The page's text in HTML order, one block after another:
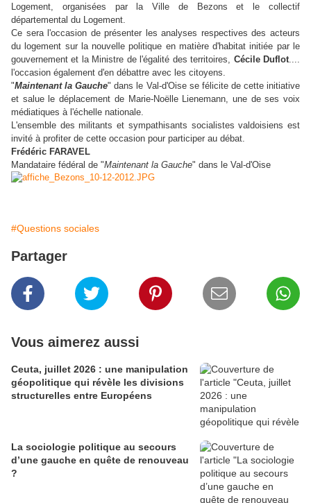
Logement, organisées par la Ville de Bezons et le collectif
départemental du Logement.
Ce sera l'occasion de présenter les analyses respectives des acteurs
du logement sur la nouvelle politique en matière d'habitat initiée par le
gouvernement et la Ministre de l'égalité des territoires, Cécile Duflot....
l'occasion également d'en débattre avec les citoyens.
"Maintenant la Gauche" dans le Val-d'Oise se félicite de cette initiative
et salue le déplacement de Marie-Noëlle Lienemann, une de ses voix
médiatiques à l'échelle nationale.
L'ensemble des militants et sympathisants socialistes valdoisiens est
invité à profiter de cette occasion pour participer au débat.
Frédéric FARAVEL
Mandataire fédéral de "Maintenant la Gauche" dans le Val-d'Oise
#Questions sociales
Partager
Vous aimerez aussi
Ceuta, juillet 2026 : une manipulation
géopolitique qui révèle les divisions
structurelles entre Européens
La sociologie politique au secours
d’une gauche en quête de renouveau
?